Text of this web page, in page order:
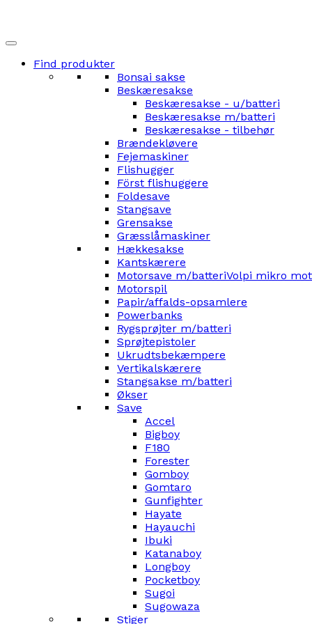
Find produkter
Bonsai sakse
Beskæresakse
Beskæresakse - u/batteri
Beskæresakse m/batteri
Beskæresakse - tilbehør
Brændekløvere
Fejemaskiner
Flishugger
Först flishuggere
Foldesave
Stangsave
Grensakse
Græsslåmaskiner
Hækkesakse
Kantskærere
Motorsave m/batteriVolpi mikro
Motorspil
Papir/affalds-opsamlere
Powerbanks
Rygsprøjter m/batteri
Sprøjtepistoler
Ukrudtsbekæmpere
Vertikalskærere
Stangsakse m/batteri
Økser
Save
Accel
Bigboy
F180
Forester
Gomboy
Gomtaro
Gunfighter
Hayate
Hayauchi
Ibuki
Katanaboy
Longboy
Pocketboy
Sugoi
Sugowaza
Stiger